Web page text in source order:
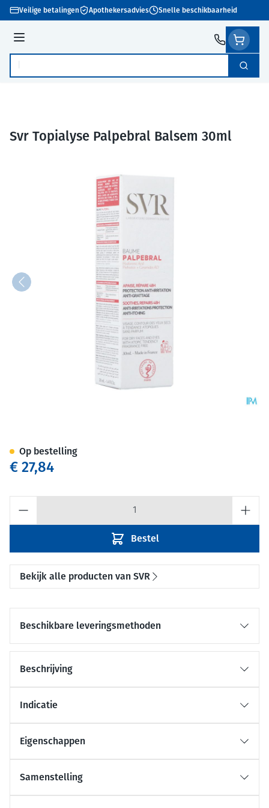
Ga naar de inhoud
Veilige betalingen Apothekersadvies Snelle beschikbaarheid
Menu
Product, merk, categorie... Zoek
Svr Topialyse Palpebral Balsem 30ml
€ 27,84
Bestel
Op bestelling
Bekijk alle producten van SVR
Beschikbare leveringsmethoden
Beschrijving
Indicatie
Eigenschappen
Samenstelling